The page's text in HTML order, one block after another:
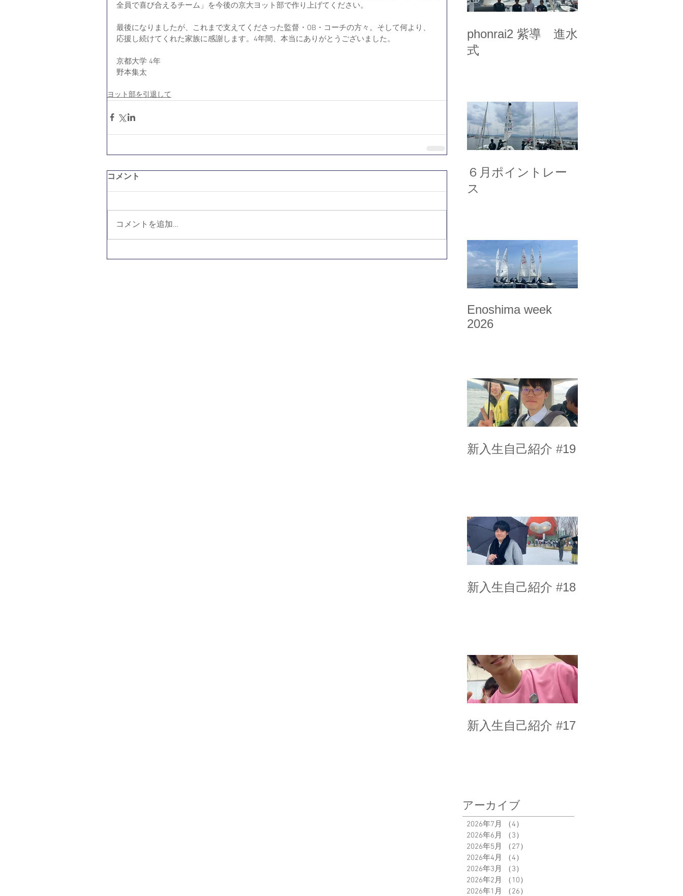
全員で喜び合えるチーム」を今後の京大ヨット部で作り上げてください。
最後になりましたが、これまで支えてくださった監督・OB・コーチの方々。そして何より、
応援し続けてくれた家族に感謝します。4年間、本当にありがとうございました。
京都大学 4年
野本集太
ヨット部を引退して
コメント
コメントを追加…
phonrai2 紫導 進水
式
６月ポイントレー
ス
Enoshima week
2026
新入生自己紹介 #19
新入生自己紹介 #18
新入生自己紹介 #17
アーカイブ
2026年7月 （4）
2026年6月
（3）
2026年5月
（27）
2026年4月
（4）
2026年3月
（3）
2026年2月
（10）
2026年1月
（26）